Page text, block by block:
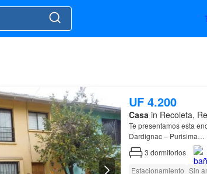
UF 4.200
Casain Recoleta,
Te presentamos esta
Dardignac – Purisima…
3 dormitorios
Estacionamiento Sin